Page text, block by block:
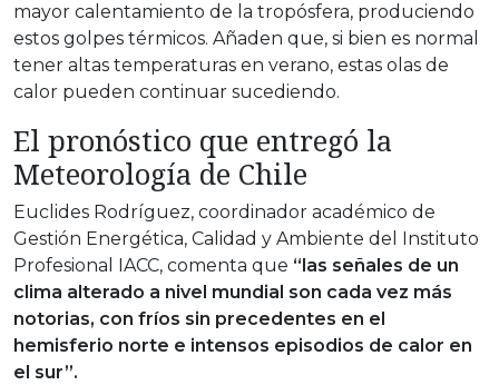
mayor calentamiento de la tropósfera, produciendo
estos golpes térmicos. Añaden que, si bien es normal
tener altas temperaturas en verano, estas olas de
calor pueden continuar sucediendo.
El pronóstico que entregó la
Meteorología de Chile
Euclides Rodríguez, coordinador académico de
Gestión Energética, Calidad y Ambiente del Instituto
Profesional IACC, comenta que “las señales de un
clima alterado a nivel mundial son cada vez más
notorias, con fríos sin precedentes en el
hemisferio norte e intensos episodios de calor en
el sur”.